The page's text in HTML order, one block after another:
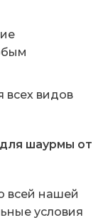
всех видов
шаурмы от
всей нашей
условия